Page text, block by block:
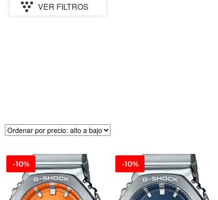
VER FILTROS
-10% -10%